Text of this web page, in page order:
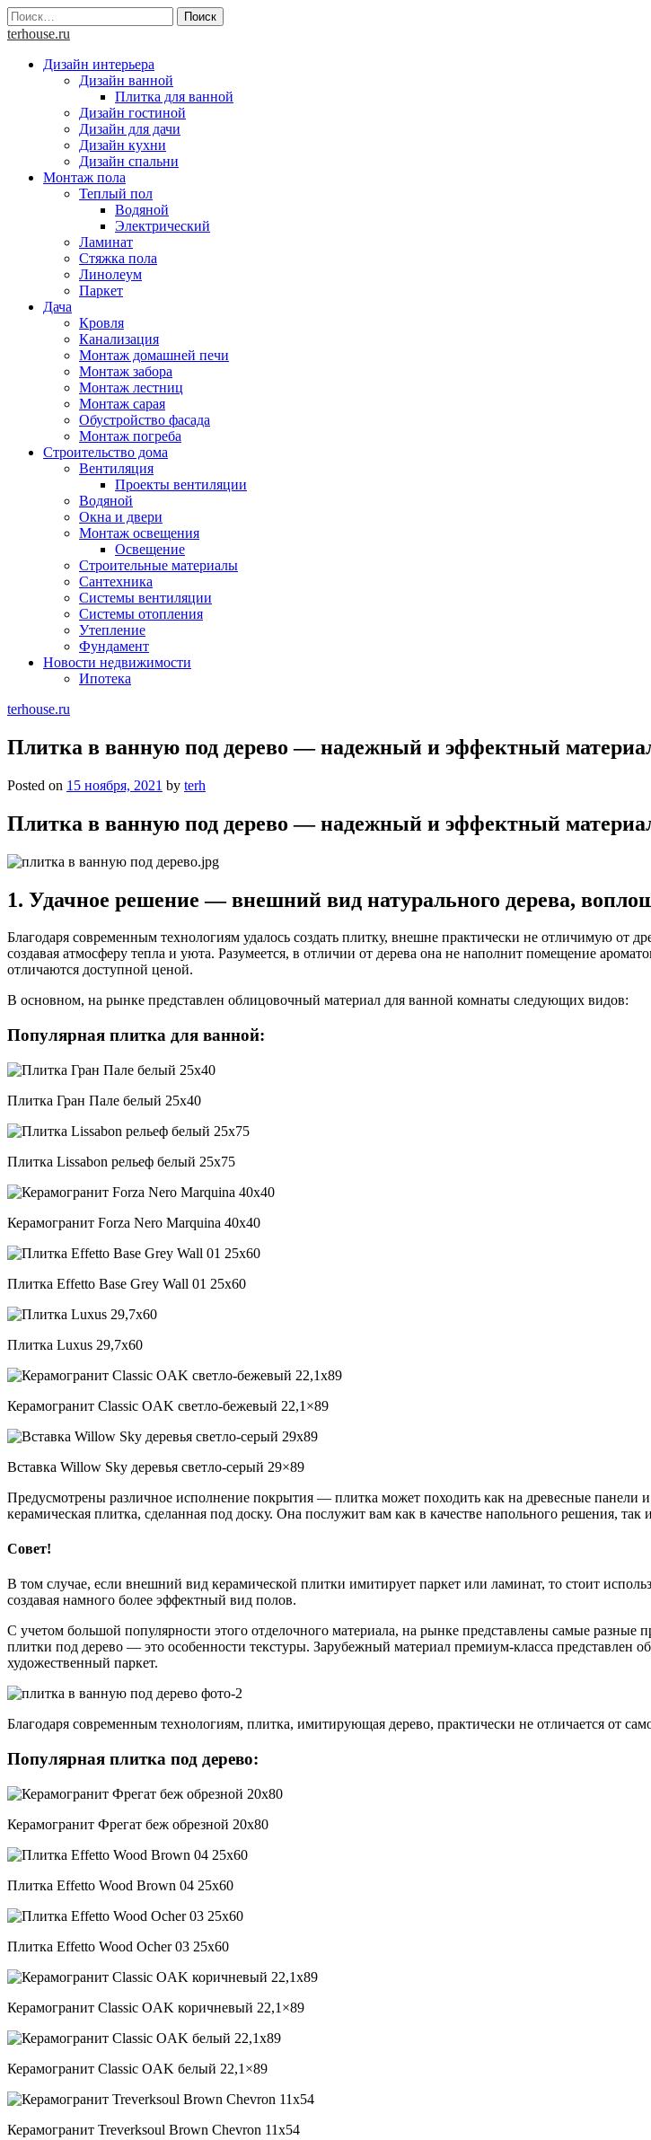
Skip
to
Найти:
terhouse.ru
Дизайн интерьера
Дизайн ванной
Плитка для ванной
Дизайн гостиной
Дизайн для дачи
Дизайн кухни
Дизайн спальни
Монтаж пола
Теплый пол
Водяной
Электрический
Ламинат
Стяжка пола
Линолеум
Паркет
Дача
Кровля
Канализация
Монтаж домашней печи
Монтаж забора
Монтаж лестниц
Монтаж сарая
Обустройство фасада
Монтаж погреба
Строительство дома
Вентиляция
Проекты вентиляции
Водяной
Окна и двери
Монтаж освещения
Освещение
Строительные материалы
Сантехника
Системы вентиляции
Системы отопления
Утепление
Фундамент
Новости недвижимости
Ипотека
terhouse.ru
Плитка в ванную под дерево — надежный и эффектный
Posted on 15 ноября, 2021 by terh
Плитка в ванную под дерево — надежный и эффектный
1. Удачное решение — внешний вид натурального дерева,
Благодаря современным технологиям удалось создать плитку, внешне практически не отличимую от
создавая атмосферу тепла и уюта. Разумеется, в отличии от дерева она не наполнит помещение
отличаются доступной ценой.
В основном, на рынке представлен облицовочный материал для ванной комнаты следующих видов:
Популярная плитка для ванной:
Плитка Гран Пале белый 25х40
Плитка Lissabon рельеф белый 25х75
Керамогранит Forza Nero Marquina 40х40
Плитка Effetto Base Grey Wall 01 25х60
Плитка Luxus 29,7х60
Керамогранит Classic OAK светло-бежевый 22,1×89
Вставка Willow Sky деревья светло-серый 29×89
Предусмотрены различное исполнение покрытия — плитка может походить как на древесные панели
керамическая плитка, сделанная под доску. Она послужит вам как в качестве напольного решения, так
Совет!
В том случае, если внешний вид керамической плитки имитирует паркет или ламинат, то стоит
создавая намного более эффектный вид полов.
С учетом большой популярности этого отделочного материала, на рынке представлены самые
плитки под дерево — это особенности текстуры. Зарубежный материал премиум-класса
художественный паркет.
Благодаря современным технологиям, плитка, имитирующая дерево, практически не отличается от
Популярная плитка под дерево:
Керамогранит Фрегат беж обрезной 20х80
Плитка Effetto Wood Brown 04 25х60
Плитка Effetto Wood Ocher 03 25х60
Керамогранит Classic OAK коричневый 22,1×89
Керамогранит Classic OAK белый 22,1×89
Керамогранит Treverksoul Brown Chevron 11х54